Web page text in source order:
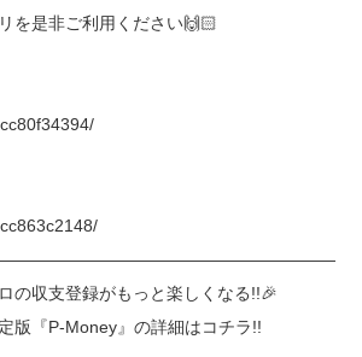
を是非ご利用ください🙌🏻
の収支登録がもっと楽しくなる!!🎉
版『P-Money』の詳細はコチラ!!